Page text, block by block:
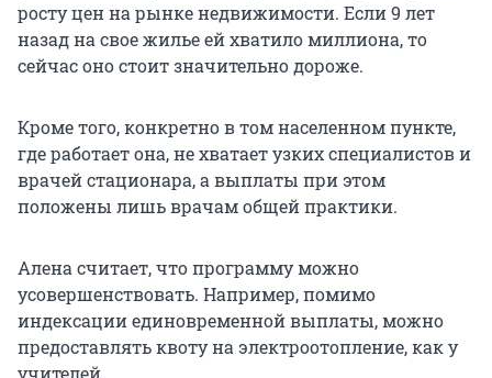
росту цен на рынке недвижимости. Если 9 лет
назад на свое жилье ей хватило миллиона, то
сейчас оно стоит значительно дороже.
Кроме того, конкретно в том населенном пункте,
где работает она, не хватает узких специалистов и
врачей стационара, а выплаты при этом
положены лишь врачам общей практики.
Алена считает, что программу можно
усовершенствовать. Например, помимо
индексации единовременной выплаты, можно
предоставлять квоту на электроотопление, как у